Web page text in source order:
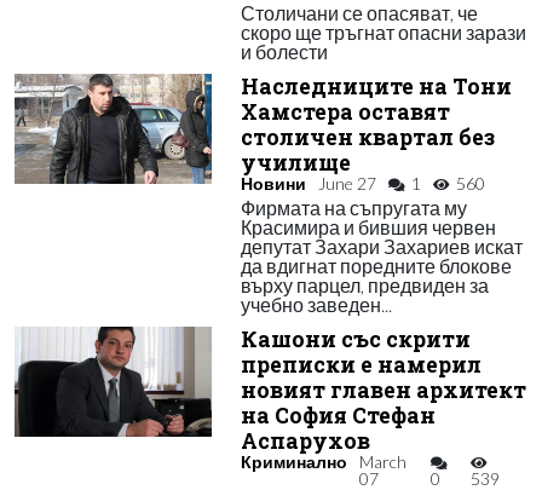
Столичани се опасяват, че
скоро ще тръгнат опасни зарази
и болести
Наследниците на Тони
Хамстера оставят
столичен квартал без
училище
Новини June 27 1 560
Фирмата на съпругата му
Красимира и бившия червен
депутат Захари Захариев искат
да вдигнат поредните блокове
върху парцел, предвиден за
учебно заведен...
Кашони със скрити
преписки е намерил
новият главен архитект
на София Стефан
Аспарухов
Криминално
March
07
0 539